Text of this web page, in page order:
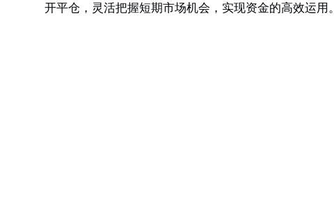
开平仓，灵活把握短期市场机会，实现资金的高效运用。